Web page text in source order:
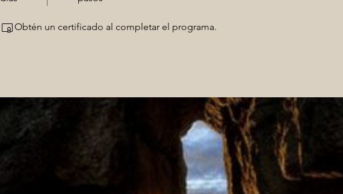
Obtén un certificado al completar el programa.